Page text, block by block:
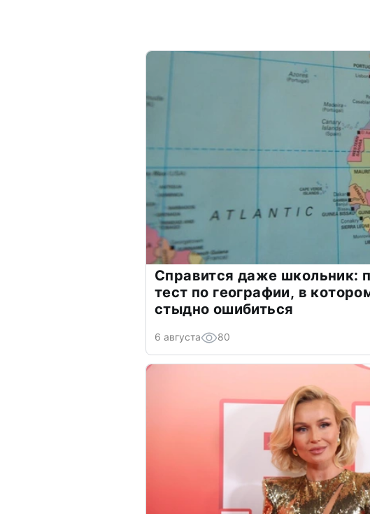
Справится даже школьник:
тест по географии, в
стыдно ошибиться
6 августа 80